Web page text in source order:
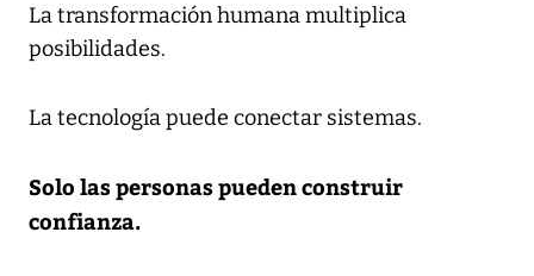
La transformación humana multiplica
posibilidades.
La tecnología puede conectar sistemas.
Solo las personas pueden construir
confianza.